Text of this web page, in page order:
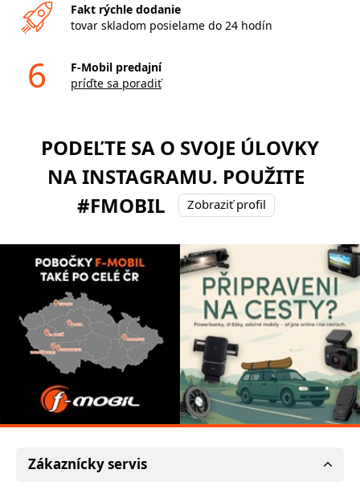
Fakt rýchle dodanie
tovar skladom posielame do 24 hodín
6
F-Mobil predajní
príďte sa poradiť
PODEĽTE SA O SVOJE ÚLOVKY
NA INSTAGRAMU. POUŽITE
#FMOBIL
Zobraziť profil
Zákaznícky servis